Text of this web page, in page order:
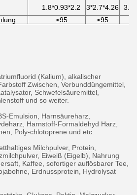
1.8*0.93*2.2 3*2.7*4.26
≥95 ≥95
(Kalium), alkalischer
Zwischen, Verbunddüngemittel,
Schwefelsäuremittel,
und so weiter.
Emulsion, Harnsäureharz,
Harnstoff-Formaldehyd Harz,
Poly-chlotoprene und etc.
Milchpulver, Protein,
Eiweiß (Eigelb), Nahrung
Kaffee, sofortiger auflösbarer Tee,
Erdnussprotein, Hydrolysat